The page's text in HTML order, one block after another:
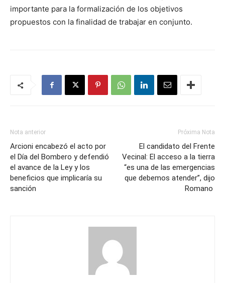
importante para la formalización de los objetivos
propuestos con la finalidad de trabajar en conjunto.
Nota anterior
Arcioni encabezó el acto por
el Día del Bombero y defendió
el avance de la Ley y los
beneficios que implicaría su
sanción
Próxima Nota
El candidato del Frente
Vecinal: El acceso a la tierra
“es una de las emergencias
que debemos atender”, dijo
Romano